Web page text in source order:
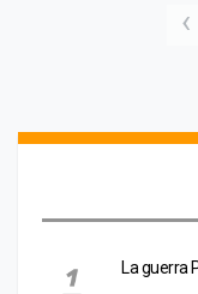
‹
La guerra